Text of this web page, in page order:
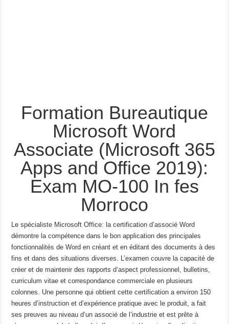
Formation Bureautique
Microsoft Word
Associate (Microsoft 365
Apps and Office 2019):
Exam MO-100 In fes
Morroco
Le spécialiste Microsoft Office: la certification d’associé Word
démontre la compétence dans le bon application des principales
fonctionnalités de Word en créant et en éditant des documents à des
fins et dans des situations diverses.
L’examen couvre la capacité de
créer et de maintenir des rapports d’aspect professionnel,
bulletins,
curriculum vitae et correspondance commerciale en plusieurs
colonnes.
Une personne qui obtient cette certification a environ 150
heures d’instruction et d’expérience pratique avec le produit, a fait
ses preuves au niveau d’un associé de l’industrie et est prête à